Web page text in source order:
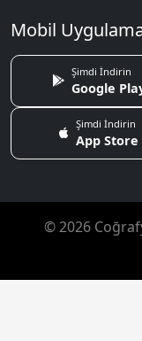
Mobil
Şimdi İndirin
Google
Şimdi İndirin
App Store
© 2026